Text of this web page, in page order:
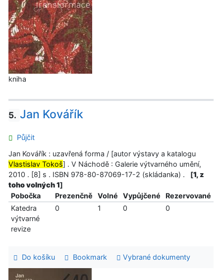
kniha
5. Jan Kovářík
Půjčit
Jan Kovářík : uzavřená forma / [autor výstavy a katalogu
Vlastislav Tokoš] . V Náchodě : Galerie výtvarného umění,
2010 . [8] s . ISBN 978-80-87069-17-2 (skládanka) .
[1, z
toho volných 1]
Pobočka
Prezenčně Volné Vypůjčené
Rezervované
Katedra
výtvarné
revize
0 1 0 0
Do košíku Bookmark Vybrané dokumenty